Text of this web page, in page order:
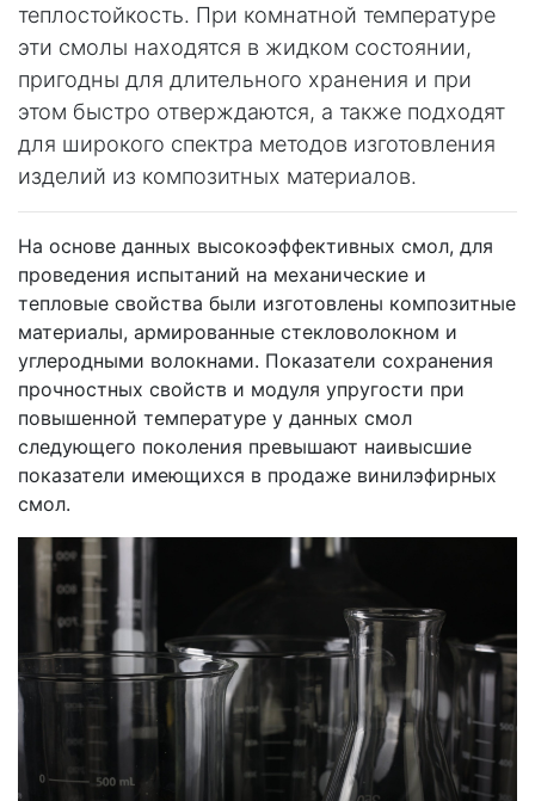
теплостойкость. При комнатной температуре
эти смолы находятся в жидком состоянии,
пригодны для длительного хранения и при
этом быстро отверждаются, а также подходят
для широкого спектра методов изготовления
изделий из композитных материалов.
На основе данных высокоэффективных смол, для
проведения испытаний на механические и
тепловые свойства были изготовлены композитные
материалы, армированные стекловолокном и
углеродными волокнами. Показатели сохранения
прочностных свойств и модуля упругости при
повышенной температуре у данных смол
следующего поколения превышают наивысшие
показатели имеющихся в продаже винилэфирных
смол.